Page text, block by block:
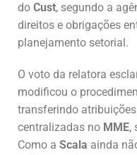
do Cust, segundo a
direitos e obrigações
planejamento setorial.
O voto da relatora
modificou o
transferindo
centralizadas no MME,
Como a Scala ainda